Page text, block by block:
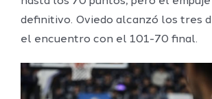
definitivo. Oviedo alcanzó los tres
el encuentro con el 101-70 final.